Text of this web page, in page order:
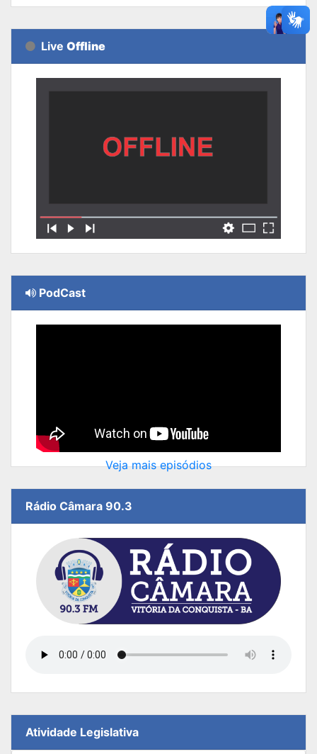
Live Offline
PodCast
Veja mais episódios
Rádio Câmara 90.3
Atividade Legislativa